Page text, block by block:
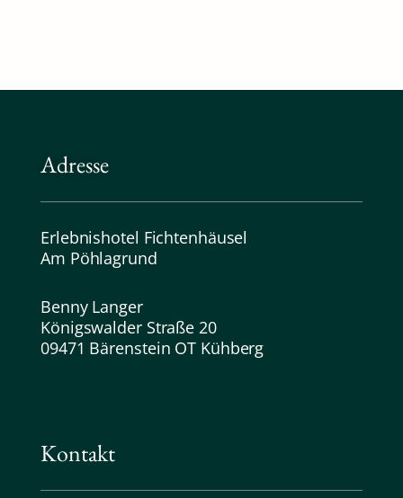
Adresse
Erlebnishotel Fichtenhäusel
Am Pöhlagrund
Benny Langer
Königswalder Straße 20
09471 Bärenstein OT Kühberg
Kontakt